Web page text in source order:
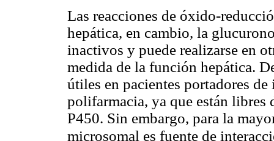
Las reacciones de óxido-
hepática, en cambio, la
inactivos y puede realizarse en
medida de la función hepática.
útiles en pacientes portadores
polifarmacia, ya que están
P450. Sin embargo, para la
microsomal es fuente de